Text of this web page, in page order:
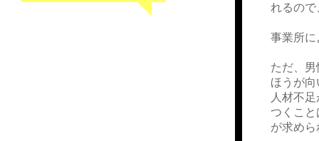
れるの
事業所
ただ、
ほうが
人材不
つくこ
が求め